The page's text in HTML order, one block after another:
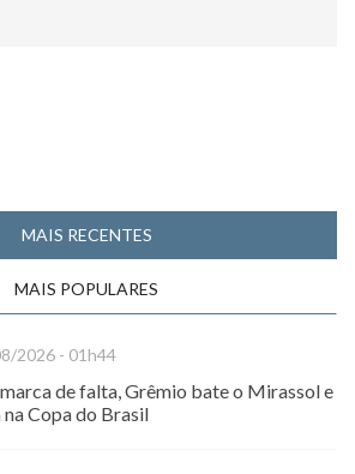
MAIS RECENTES
MAIS POPULARES
2026 - 01h44
de falta, Grêmio bate o Mirassol e
na Copa do Brasil